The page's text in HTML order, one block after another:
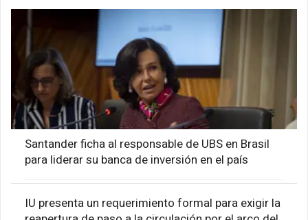
Santander ficha al responsable de UBS en Brasil
para liderar su banca de inversión en el país
IU presenta un requerimiento formal para exigir la